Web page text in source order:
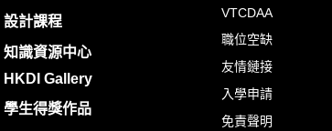
設計課程
知識資源中心
HKDI Gallery
學生得獎作品
VTCDAA
職位空缺
友情鏈接
入學申請
免責聲明